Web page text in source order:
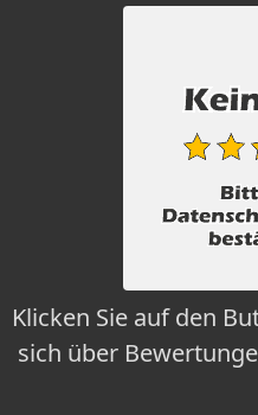
Klicken Sie auf den
sich über